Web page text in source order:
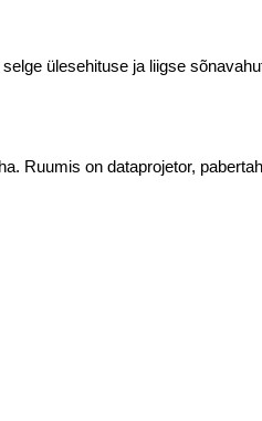
ülesehituse ja liigse
Ruumis on dataprojetor,